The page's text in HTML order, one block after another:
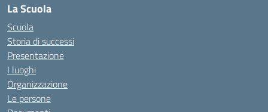
La Scuola
Scuola
Storia di successi
Presentazione
I luoghi
Organizzazione
Le persone